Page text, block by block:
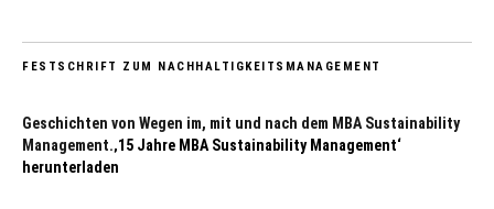
FESTSCHRIFT ZUM NACHHALTIGKEITSMANAGEMENT
Geschichten von Wegen im, mit und nach dem MBA Sustainability
Management.‚15 Jahre MBA Sustainability Management‘
herunterladen